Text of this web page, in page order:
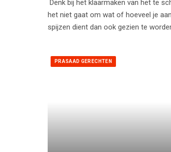
Denk bij het klaarmaken van het te
het niet gaat om wat of hoeveel je
spijzen dient dan ook gezien te
PRASAAD GERECHTEN